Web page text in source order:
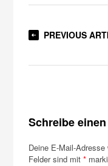
PREVIOUS
Schreibe
Deine E-Mail-
Felder sind mit*